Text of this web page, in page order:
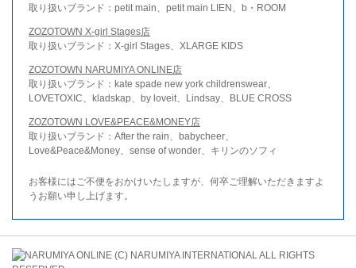
取り扱いブランド：petit main、petit main LIEN、b・ROOM
ZOZOTOWN X-girl Stages店
取り扱いブランド：X-girl Stages、XLARGE KIDS
ZOZOTOWN NARUMIYA ONLINE店
取り扱いブランド：kate spade new york childrenswear、
LOVETOXIC、kladskap、by loveit、Lindsay、BLUE CROSS
ZOZOTOWN LOVE&PEACE&MONEY店
取り扱いブランド：After the rain、babycheer、
Love&Peace&Money、sense of wonder、キリンのソフィ
お客様にはご不便をおかけいたしますが、何卒ご理解いただきますよ
うお願い申し上げます。